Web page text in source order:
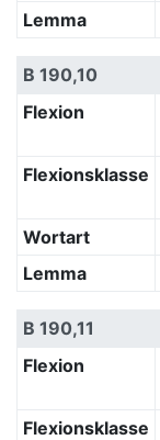
Lemma
B 190,10
Flexion
Flexionsklasse
Wortart
Lemma
B 190,11
Flexion
Flexionsklasse